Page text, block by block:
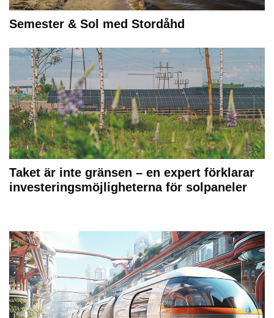
Semester & Sol med Stordåhd
Taket är inte gränsen – en expert förklarar
investeringsmöjligheterna för solpaneler